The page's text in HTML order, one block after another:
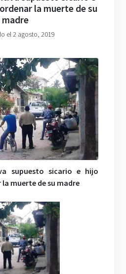
la muerte de su
madre
el 2 agosto, 2019
supuesto sicario e hijo
muerte de su madre